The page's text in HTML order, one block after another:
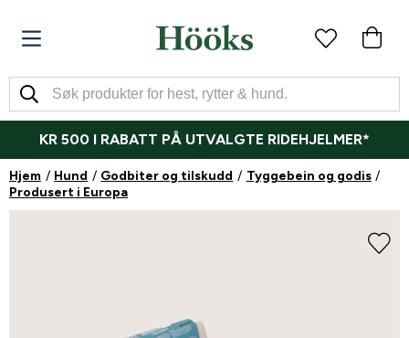
KR 500 I RABATT PÅ UTVALGTE RIDEHJELMER*
Hjem Hund Godbiter og tilskudd
Tyggebein og godis
Produsert i Europa